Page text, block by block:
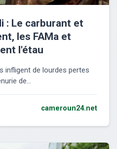
: Le carburant et
les FAMa et
l'étau
infligent de lourdes pertes
de...
cameroun24.net